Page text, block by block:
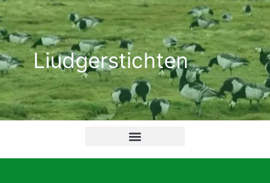
Ga
naar
de
inhoudLiudgerstichten